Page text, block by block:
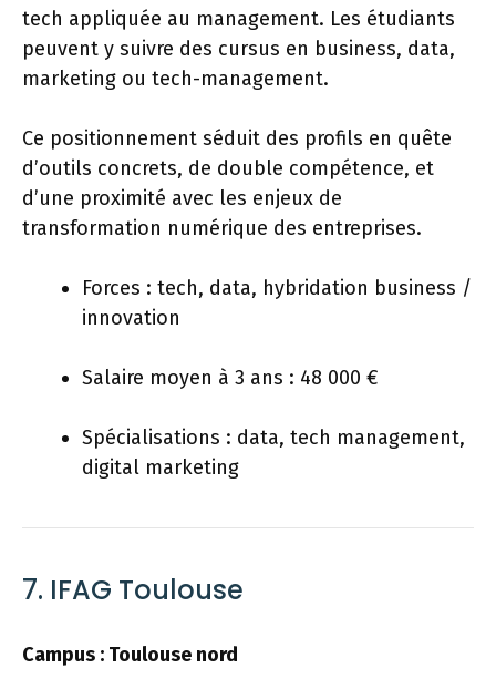
tech appliquée au management. Les étudiants
peuvent y suivre des cursus en business, data,
marketing ou tech-management.
Ce positionnement séduit des profils en quête
d’outils concrets, de double compétence, et
d’une proximité avec les enjeux de
transformation numérique des entreprises.
Forces : tech, data, hybridation business /
innovation
Salaire moyen à 3 ans : 48 000 €
Spécialisations : data, tech management,
digital marketing
7. IFAG Toulouse
Campus : Toulouse nord